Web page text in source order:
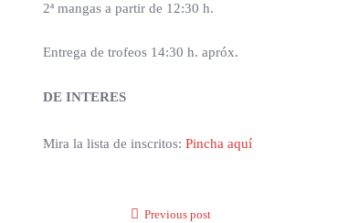
2ª mangas a partir de 12:30 h.
Entrega de trofeos 14:30 h. apróx.
DE INTERES
Mira la lista de inscritos: Pincha aquí
Previous post